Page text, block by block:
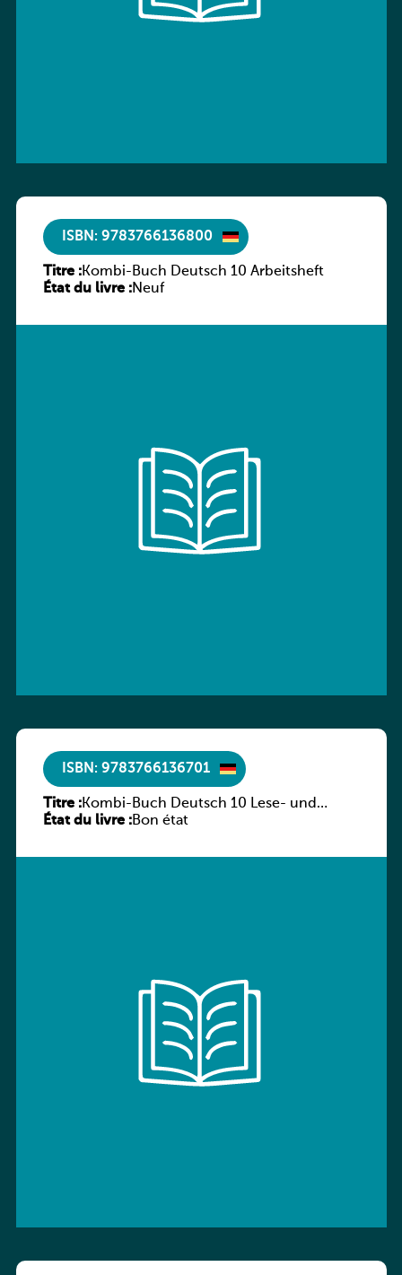
ISBN: 9783766136800
Titre :Kombi-Buch Deutsch 10 Arbeitsheft
État du livre :Neuf
ISBN: 9783766136701
Titre :Kombi-Buch Deutsch 10 Lese- und
Sprachbuch
État du livre :Bon état